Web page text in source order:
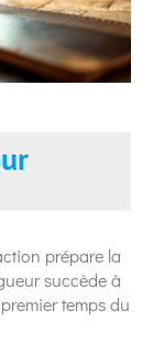
prépare la
succède à
temps du